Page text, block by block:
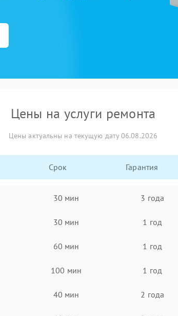
Цены на услуги ремонта
Цены актуальны на текущую дату 06.08.2026
Срок Гарантия
30 мин 3 года
30 мин 1 год
60 мин 1 год
100 мин 1 год
40 мин 2 года